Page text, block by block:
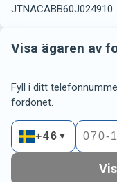
JTNACABB60J024910
Visa ägaren av
Fyll i ditt
fordonet.
+46 ▼